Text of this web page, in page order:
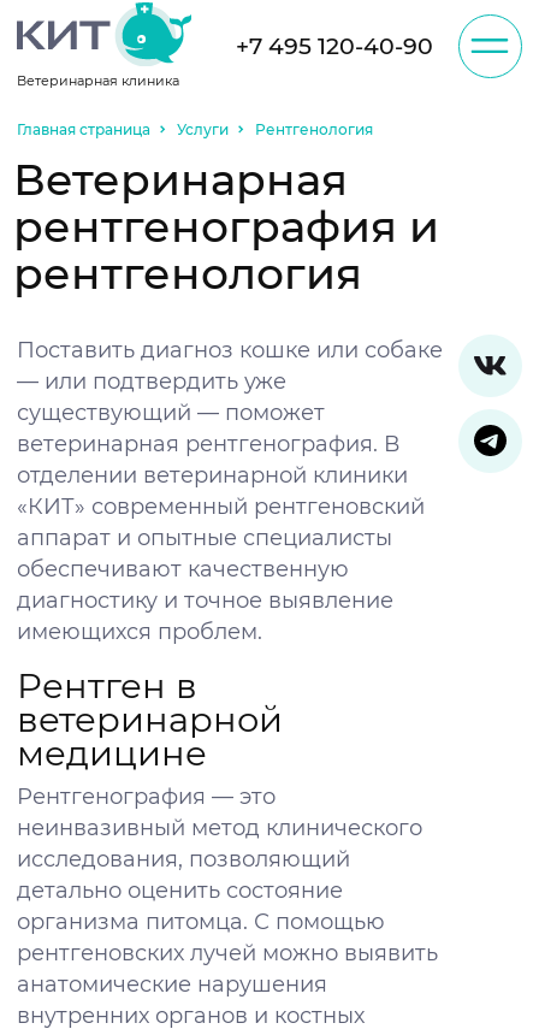
Ветеринарная клиника
+7 495 120-40-90
О клинике
Отзывы
Цены
Акции
Специалисты
Зоомагазин
+7 495 120-40-90
Главная страница Услуги Рентгенология
Ветеринарная
рентгенография и
рентгенология
Поставить диагноз кошке или собаке
— или подтвердить уже
существующий — поможет
ветеринарная рентгенография. В
отделении ветеринарной клиники
«КИТ» современный рентгеновский
аппарат и опытные специалисты
обеспечивают качественную
диагностику и точное выявление
имеющихся проблем.
Рентген в
ветеринарной
медицине
Рентгенография — это
неинвазивный метод клинического
исследования, позволяющий
детально оценить состояние
организма питомца. С помощью
рентгеновских лучей можно выявить
анатомические нарушения
внутренних органов и костных
Записаться на
приём
Администратор, возможно, будет звонить
Вам по телефону для уточнения
информации.
Нажимая на кнопку, вы даёте согласие на
обработку персональных данных
Записаться на приём